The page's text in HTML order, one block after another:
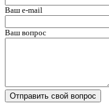
Ваш e-mail
Ваш вопрос
Отправить свой вопрос